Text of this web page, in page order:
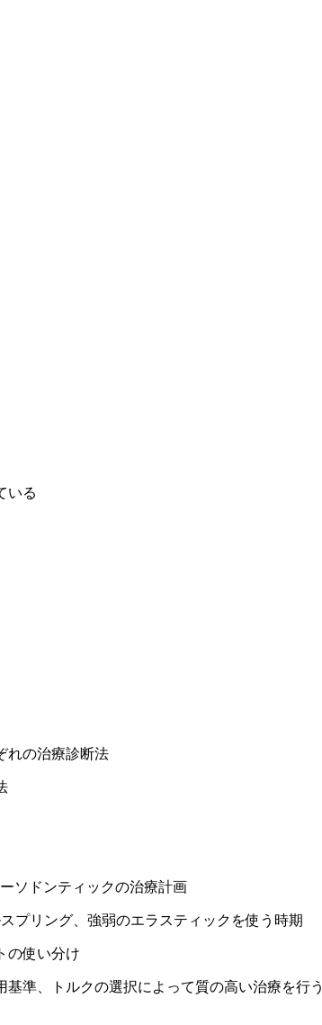
いる
れの治療診断法
ソドンティックの治療計画
リング、強弱のエラスティックを使う時期
の使い分け
準、トルクの選択によって質の高い治療を行う